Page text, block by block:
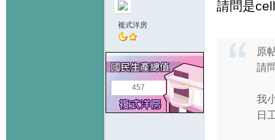
複式洋房
457
請問是
原
請
我
日